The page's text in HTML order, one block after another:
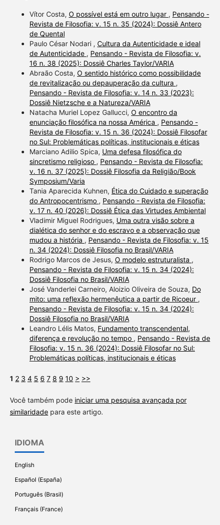
Vítor Costa, O possível está em outro lugar , Pensando -
Revista de Filosofia: v. 15 n. 35 (2024): Dossiê Antero
de Quental
Paulo César Nodari , Cultura da Autenticidade e ideal
de Autenticidade , Pensando - Revista de Filosofia: v.
16 n. 38 (2025): Dossiê Charles Taylor/VARIA
Abraão Costa, O sentido histórico como possibilidade
de revitalização ou depauperação da cultura ,
Pensando - Revista de Filosofia: v. 14 n. 33 (2023):
Dossiê Nietzsche e a Natureza/VARIA
Natacha Muriel Lopez Gallucci, O encontro da
enunciação filosófica na nossa América , Pensando -
Revista de Filosofia: v. 15 n. 36 (2024): Dossiê Filosofar
no Sul: Problemáticas políticas, institucionais e éticas
Marciano Adilio Spica, Uma defesa filosófica do
sincretismo religioso , Pensando - Revista de Filosofia:
v. 16 n. 37 (2025): Dossiê Filosofia da Religião/Book
Symposium/Varia
Tania Aparecida Kuhnen, Ética do Cuidado e superação
do Antropocentrismo , Pensando - Revista de Filosofia:
v. 17 n. 40 (2026): Dossiê Ética das Virtudes Ambiental
Vladimir Miguel Rodrigues, Uma outra visão sobre a
dialética do senhor e do escravo e a observação que
mudou a história , Pensando - Revista de Filosofia: v. 15
n. 34 (2024): Dossiê Filosofia no Brasil/VARIA
Rodrigo Marcos de Jesus, O modelo estruturalista ,
Pensando - Revista de Filosofia: v. 15 n. 34 (2024):
Dossiê Filosofia no Brasil/VARIA
José Vanderlei Carneiro, Aloizio Oliveira de Souza, Do
mito: uma reflexão hermenêutica a partir de Ricoeur ,
Pensando - Revista de Filosofia: v. 15 n. 34 (2024):
Dossiê Filosofia no Brasil/VARIA
Leandro Lélis Matos, Fundamento transcendental,
diferença e revolução no tempo , Pensando - Revista de
Filosofia: v. 15 n. 36 (2024): Dossiê Filosofar no Sul:
Problemáticas políticas, institucionais e éticas
1 2 3 4 5 6 7 8 9 10 > >>
Você também pode iniciar uma pesquisa avançada por
similaridadepara este artigo.
IDIOMA
English
Español (España)
Português (Brasil)
Français (France)